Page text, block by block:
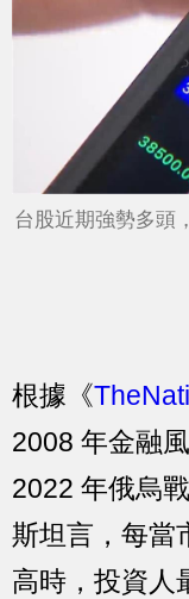
台股近期強勢多頭
根據《
2008 年金融
2022 年俄烏
斯坦言，每當
高時，投資人